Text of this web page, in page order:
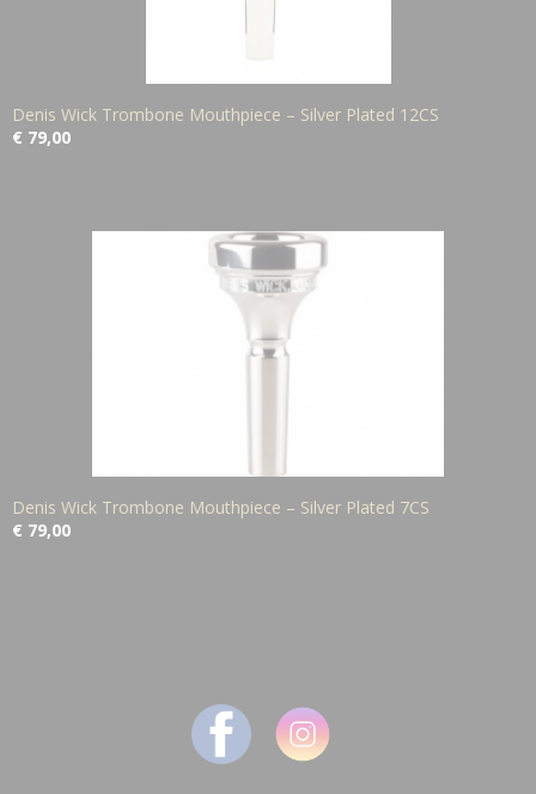
Denis Wick Trombone Mouthpiece – Silver Plated 12CS
€ 79,00
Denis Wick Trombone Mouthpiece – Silver Plated 7CS
€ 79,00